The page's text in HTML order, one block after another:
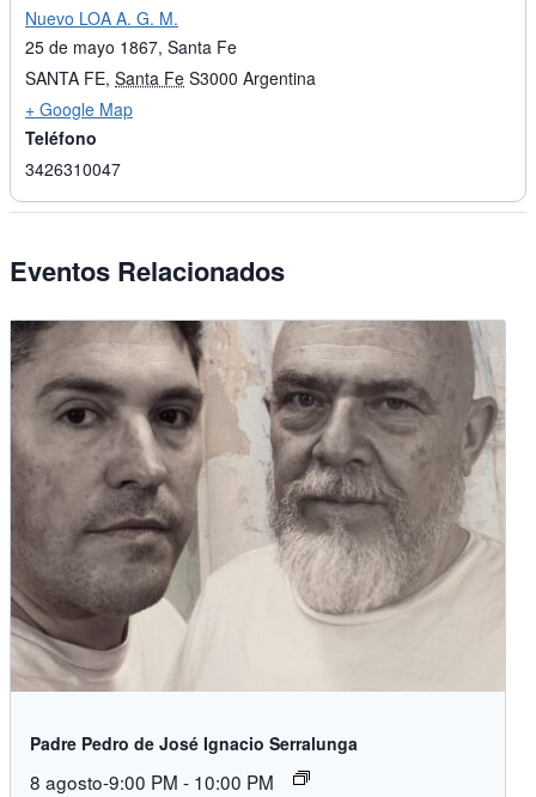
Nuevo LOA A. G. M.
25 de mayo 1867, Santa Fe
SANTA FE, Santa Fe S3000 Argentina
+ Google Map
Teléfono
3426310047
Eventos Relacionados
Padre Pedro de José Ignacio Serralunga
8 agosto-9:00 PM - 10:00 PM